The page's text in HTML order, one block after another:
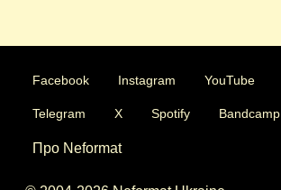
Facebook Instagram YouTube
Telegram X Spotify Bandcamp
Про Neformat